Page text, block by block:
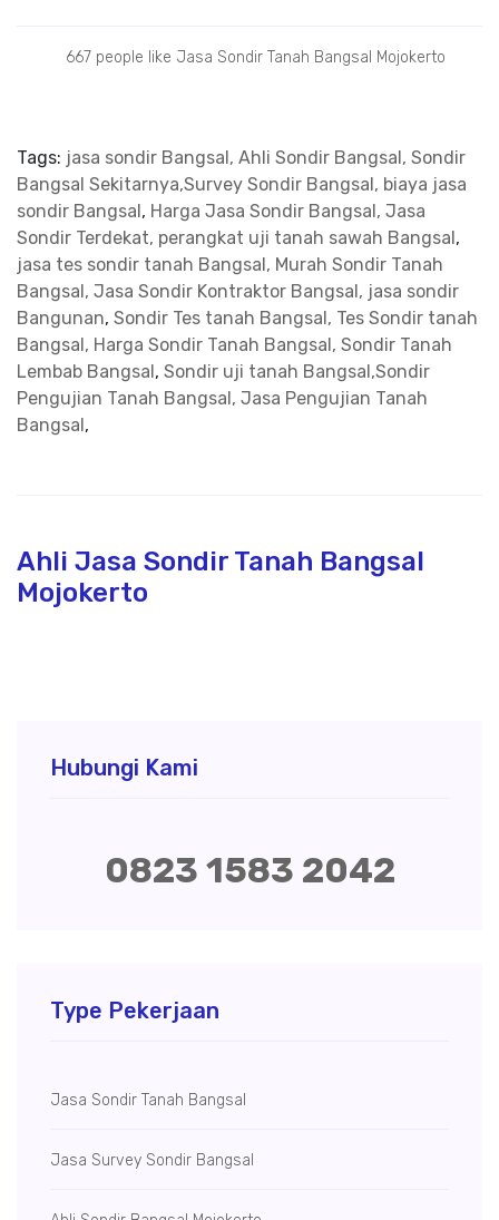
667 people like Jasa Sondir Tanah Bangsal Mojokerto
Tags: jasa sondir Bangsal, Ahli Sondir Bangsal, Sondir
Bangsal Sekitarnya,Survey Sondir Bangsal, biaya jasa
sondir Bangsal , Harga Jasa Sondir Bangsal, Jasa
Sondir Terdekat, perangkat uji tanah sawah Bangsal ,
jasa tes sondir tanah Bangsal, Murah Sondir Tanah
Bangsal, Jasa Sondir Kontraktor Bangsal, jasa sondir
Bangunan, Sondir Tes tanah Bangsal, Tes Sondir tanah
Bangsal, Harga Sondir Tanah Bangsal, Sondir Tanah
Lembab Bangsal , Sondir uji tanah Bangsal,Sondir
Pengujian Tanah Bangsal, Jasa Pengujian Tanah
Bangsal ,
Ahli Jasa Sondir Tanah Bangsal
Mojokerto
Hubungi Kami
0823 1583 2042
Type Pekerjaan
Jasa Sondir Tanah Bangsal
Jasa Survey Sondir Bangsal